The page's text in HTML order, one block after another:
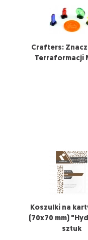
Crafters:
Terraformacji
Koszulki na
(70x70 mm)
sztuk